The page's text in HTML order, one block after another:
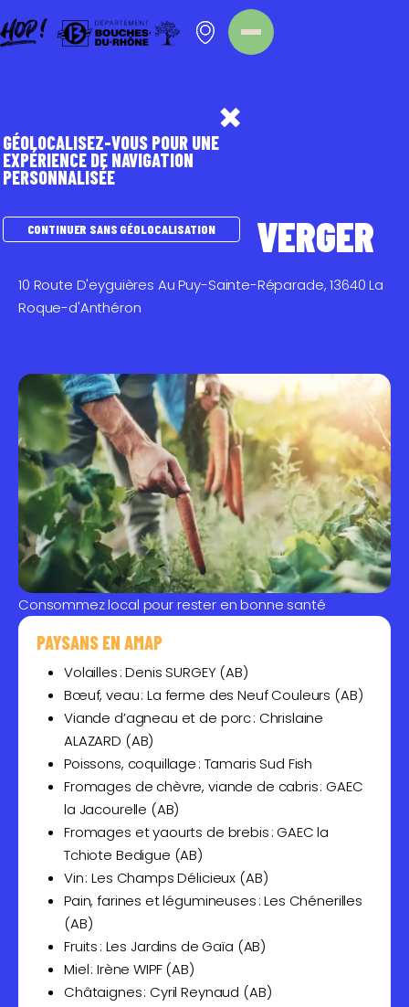
AMAP LE PETIT VERGER
10 Route D'eyguières Au Puy-Sainte-Réparade, 13640 La
Roque-d'Anthéron
Consommez local pour rester en bonne santé
PAYSANS EN AMAP
Volailles : Denis SURGEY (AB)
Bœuf, veau : La ferme des Neuf Couleurs (AB)
Viande d’agneau et de porc : Chrislaine
ALAZARD (AB)
Poissons, coquillage : Tamaris Sud Fish
Fromages de chèvre, viande de cabris : GAEC
la Jacourelle (AB)
Fromages et yaourts de brebis : GAEC la
Tchiote Bedigue (AB)
Vin : Les Champs Délicieux (AB)
Pain, farines et légumineuses : Les Chénerilles
(AB)
Fruits : Les Jardins de Gaïa (AB)
Miel : Irène WIPF (AB)
Châtaignes : Cyril Reynaud (AB)
GÉOLOCALISEZ-VOUS POUR UNE
EXPÉRIENCE DE NAVIGATION
PERSONNALISÉE
CONTINUER SANS GÉOLOCALISATION